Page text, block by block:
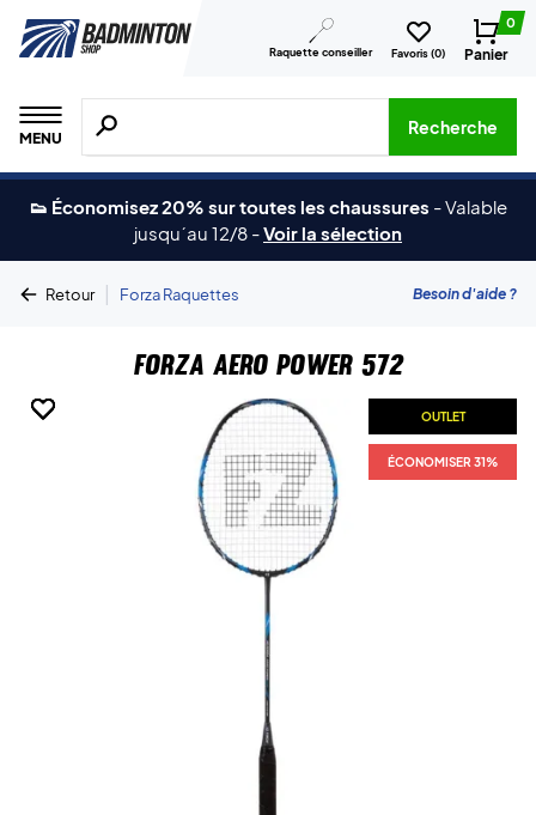
Raquette conseiller Favoris (0)
0
Panier
MENU
Recherche de produits, de marques, etc.
Recherche
👟 Économisez 20% sur toutes les chaussures -Valable
jusqu´au 12/8 -Voir la sélection
Retour | Forza Raquettes Besoin d'aide ?
Forza Aero Power 572
OUTLET
ÉCONOMISER 31%
OUTLET
ÉCONOMISER 31%
OUTLET
ÉCONOMISER 31%
OUTLET
ÉCONOMISER 31%
OUTLET
ÉCONOMISER 31%